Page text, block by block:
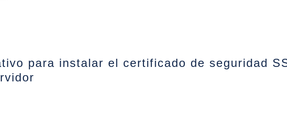
para instalar el certificado de seguridad